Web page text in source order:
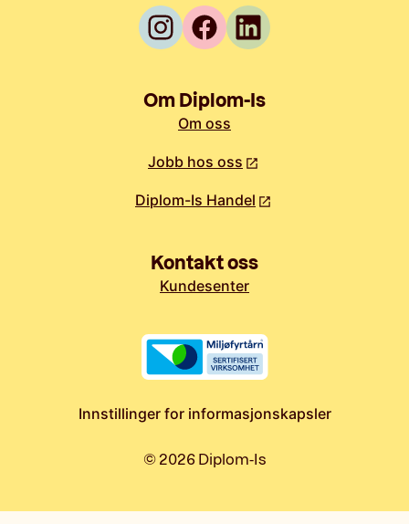
Om Diplom-Is
Om oss
Jobb hos oss
Diplom-Is Handel
Kontakt oss
Kundesenter
Innstillinger for informasjonskapsler
©2026 Diplom-Is